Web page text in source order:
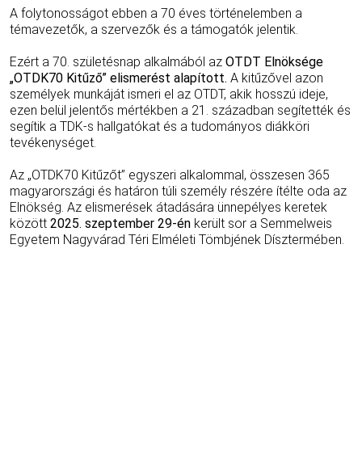
A folytonosságot ebben a 70 éves történelemben a
témavezetők, a szervezők és a támogatók jelentik.
Ezért a 70. születésnap alkalmából az OTDT Elnöksége
„OTDK70 Kitűző” elismerést alapított. A kitűzővel azon
személyek munkáját ismeri el az OTDT, akik hosszú ideje,
ezen belül jelentős mértékben a 21. században segítették és
segítik a TDK-s hallgatókat és a tudományos diákköri
tevékenységet.
Az „OTDK70 Kitűzőt” egyszeri alkalommal, összesen 365
magyarországi és határon túli személy részére ítélte oda az
Elnökség. Az elismerések átadására ünnepélyes keretek
között 2025. szeptember 29-én került sor a Semmelweis
Egyetem Nagyvárad Téri Elméleti Tömbjének Dísztermében.